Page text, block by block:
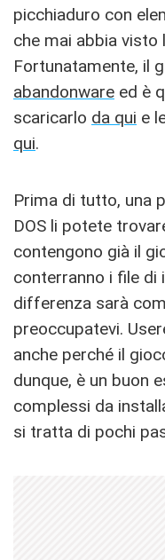
picchiaduro con
che mai abbia visto
Fortunatamente, il
abandonware ed è
scaricarlo da qui e
qui.
Prima di tutto, una
DOS li potete
contengono già il
conterranno i file di
differenza sarà
preoccupatevi.
anche perché il
dunque, è un buon
complessi da
si tratta di pochi